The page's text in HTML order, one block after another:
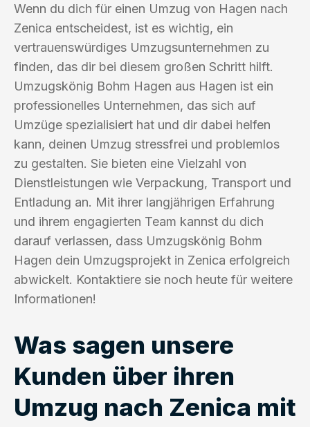
Wenn du dich für einen Umzug von Hagen nach
Zenica entscheidest, ist es wichtig, ein
vertrauenswürdiges Umzugsunternehmen zu
finden, das dir bei diesem großen Schritt hilft.
Umzugskönig Bohm Hagen aus Hagen ist ein
professionelles Unternehmen, das sich auf
Umzüge spezialisiert hat und dir dabei helfen
kann, deinen Umzug stressfrei und problemlos
zu gestalten. Sie bieten eine Vielzahl von
Dienstleistungen wie Verpackung, Transport und
Entladung an. Mit ihrer langjährigen Erfahrung
und ihrem engagierten Team kannst du dich
darauf verlassen, dass Umzugskönig Bohm
Hagen dein Umzugsprojekt in Zenica erfolgreich
abwickelt. Kontaktiere sie noch heute für weitere
Informationen!
Was sagen unsere
Kunden über ihren
Umzug nach Zenica mit